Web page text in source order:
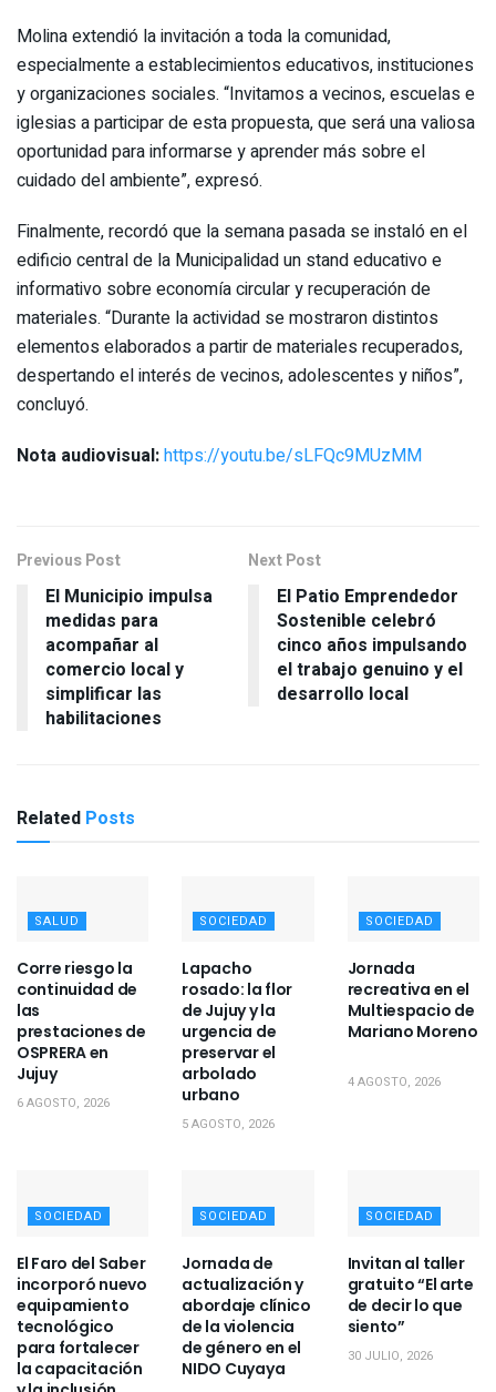
Molina extendió la invitación a toda la comunidad,
especialmente a establecimientos educativos, instituciones
y organizaciones sociales. “Invitamos a vecinos, escuelas e
iglesias a participar de esta propuesta, que será una valiosa
oportunidad para informarse y aprender más sobre el
cuidado del ambiente”, expresó.
Finalmente, recordó que la semana pasada se instaló en el
edificio central de la Municipalidad un stand educativo e
informativo sobre economía circular y recuperación de
materiales. “Durante la actividad se mostraron distintos
elementos elaborados a partir de materiales recuperados,
despertando el interés de vecinos, adolescentes y niños”,
concluyó.
Nota audiovisual:https://youtu.be/sLFQc9MUzMM
Previous Post
El Municipio impulsa
medidas para
acompañar al
comercio local y
simplificar las
habilitaciones
Next Post
El Patio Emprendedor
Sostenible celebró
cinco años impulsando
el trabajo genuino y el
desarrollo local
Related Posts
SALUD
Corre riesgo la
continuidad de
las
prestaciones de
OSPRERA en
Jujuy
6 AGOSTO, 2026
SOCIEDAD
Lapacho
rosado: la flor
de Jujuy y la
urgencia de
preservar el
arbolado
urbano
5 AGOSTO, 2026
SOCIEDAD
Jornada
recreativa en el
Multiespacio de
Mariano Moreno
4 AGOSTO, 2026
SOCIEDAD
El Faro del Saber
incorporó nuevo
equipamiento
tecnológico
para fortalecer
la capacitación
SOCIEDAD
Jornada de
actualización y
abordaje clínico
de la violencia
de género en el
NIDO Cuyaya
SOCIEDAD
Invitan al taller
gratuito “El arte
de decir lo que
siento”
30 JULIO, 2026